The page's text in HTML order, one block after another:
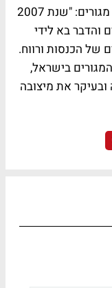
לדברי יורם קרן, מנכ"ל "אפריקה ישראל מגורים: "שנת 2007
והדבר בא לידי
של הכנסות ורווח.
בישראל,
את מיצובה